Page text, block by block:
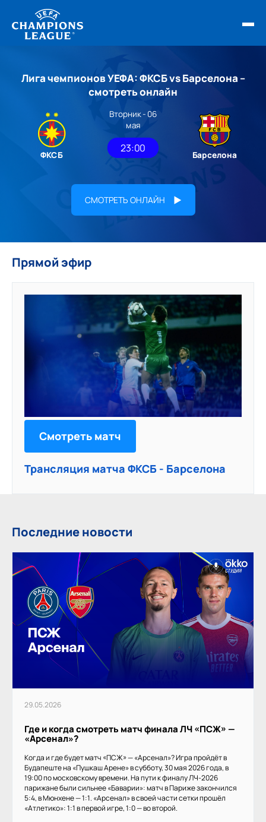
ОБЗОРЫ ЛЧ УЕФА
НОВОСТИ
РАСПИСАНИЕ
Лига чемпионов УЕФА: ФКСБ vs Барселона –
смотреть онлайн
ФКСБ
Вторник - 06
мая
23:00
Барселона
СМОТРЕТЬ ОНЛАЙН
Прямой эфир
Смотреть матч
Трансляция матча ФКСБ - Барселона
Последние новости
29.05.2026
Где и когда смотреть матч финала ЛЧ «ПСЖ» —
«Арсенал»?
Когда и где будет матч «ПСЖ» — «Арсенал»? Игра пройдёт в
Будапеште на «Пушкаш Арене» в субботу, 30 мая 2026 года, в
19:00 по московскому времени. На пути к финалу ЛЧ-2026
парижане были сильнее «Баварии»: матч в Париже закончился
5:4, в Мюнхене — 1:1. «Арсенал» в своей части сетки прошёл
«Атлетико»: 1:1 в первой игре, 1:0 — во второй.